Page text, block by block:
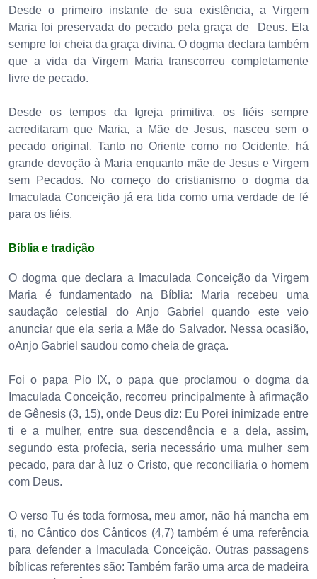
Desde o primeiro instante de sua existência, a Virgem
Maria foi preservada do pecado pela graça de Deus. Ela
sempre foi cheia da graça divina. O dogma declara também
que a vida da Virgem Maria transcorreu completamente
livre de pecado.
Desde os tempos da Igreja primitiva, os fiéis sempre
acreditaram que Maria, a Mãe de Jesus, nasceu sem o
pecado original. Tanto no Oriente como no Ocidente, há
grande devoção à Maria enquanto mãe de Jesus e Virgem
sem Pecados. No começo do cristianismo o dogma da
Imaculada Conceição já era tida como uma verdade de fé
para os fiéis.
Bíblia e tradição
O dogma que declara a Imaculada Conceição da Virgem
Maria é fundamentado na Bíblia: Maria recebeu uma
saudação celestial do Anjo Gabriel quando este veio
anunciar que ela seria a Mãe do Salvador. Nessa ocasião,
oAnjo Gabriel saudou como cheia de graça.
Foi o papa Pio IX, o papa que proclamou o dogma da
Imaculada Conceição, recorreu principalmente à afirmação
de Gênesis (3, 15), onde Deus diz: Eu Porei inimizade entre
ti e a mulher, entre sua descendência e a dela, assim,
segundo esta profecia, seria necessário uma mulher sem
pecado, para dar à luz o Cristo, que reconciliaria o homem
com Deus.
O verso Tu és toda formosa, meu amor, não há mancha em
ti, no Cântico dos Cânticos (4,7) também é uma referência
para defender a Imaculada Conceição. Outras passagens
bíblicas referentes são: Também farão uma arca de madeira